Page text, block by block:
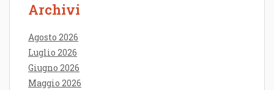
Archivi
Agosto 2026
Luglio 2026
Giugno 2026
Maggio 2026